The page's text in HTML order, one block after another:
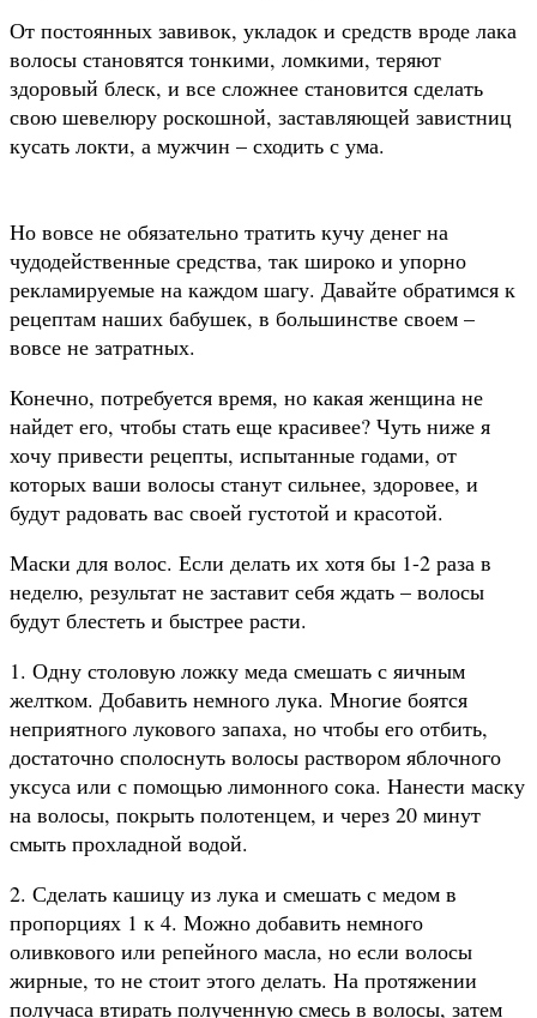
От постоянных завивок, укладок и средств вроде лака
волосы становятся тонкими, ломкими, теряют
здоровый блеск, и все сложнее становится сделать
свою шевелюру роскошной, заставляющей завистниц
кусать локти, а мужчин – сходить с ума.
Но вовсе не обязательно тратить кучу денег на
чудодейственные средства, так широко и упорно
рекламируемые на каждом шагу. Давайте обратимся к
рецептам наших бабушек, в большинстве своем –
вовсе не затратных.
Конечно, потребуется время, но какая женщина не
найдет его, чтобы стать еще красивее? Чуть ниже я
хочу привести рецепты, испытанные годами, от
которых ваши волосы станут сильнее, здоровее, и
будут радовать вас своей густотой и красотой.
Маски для волос. Если делать их хотя бы 1-2 раза в
неделю, результат не заставит себя ждать – волосы
будут блестеть и быстрее расти.
1. Одну столовую ложку меда смешать с яичным
желтком. Добавить немного лука. Многие боятся
неприятного лукового запаха, но чтобы его отбить,
достаточно сполоснуть волосы раствором яблочного
уксуса или с помощью лимонного сока. Нанести маску
на волосы, покрыть полотенцем, и через 20 минут
смыть прохладной водой.
2. Сделать кашицу из лука и смешать с медом в
пропорциях 1 к 4. Можно добавить немного
оливкового или репейного масла, но если волосы
жирные, то не стоит этого делать. На протяжении
получаса втирать полученную смесь в волосы, затем